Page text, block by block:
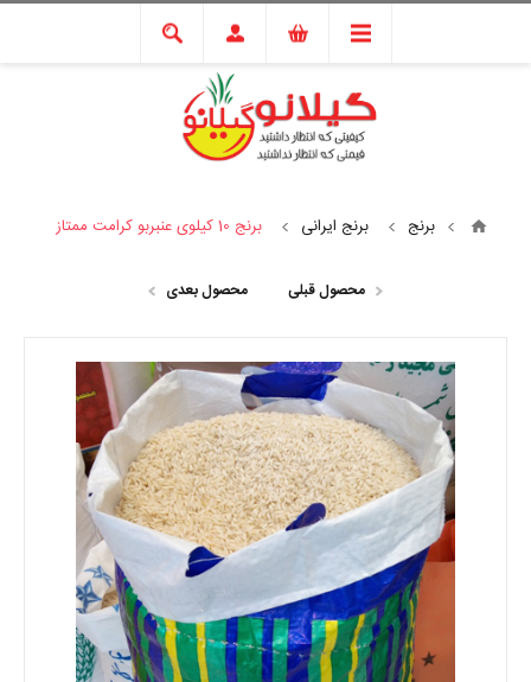
برنج برنج ایرانی برنج 10 کیلوی عنبربو کرامت ممتاز
محصول قبلی محصول بعدی